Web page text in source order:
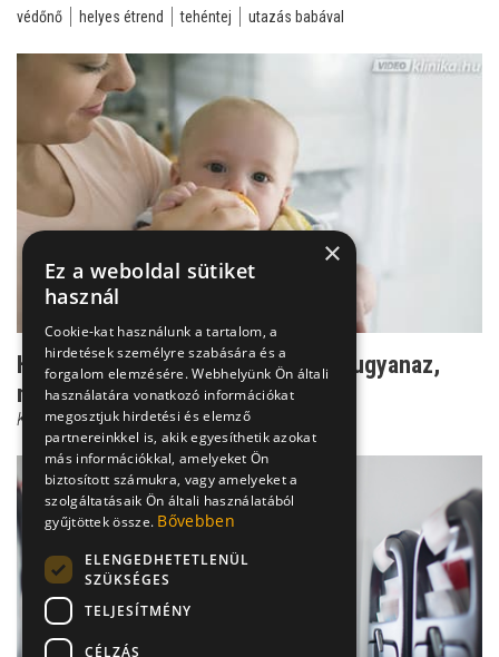
védőnő helyes étrend tehéntej utazás babával
Helyes étrend gyerekeknek - nem ugyanaz,
mint a felnőtteké!
Kovács Andrea
×
Ez a weboldal sütiket
használ
Cookie-kat használunk a tartalom, a
hirdetések személyre szabására és a
forgalom elemzésére. Webhelyünk Ön általi
használatára vonatkozó információkat
megosztjuk hirdetési és elemző
partnereinkkel is, akik egyesíthetik azokat
más információkkal, amelyeket Ön
biztosított számukra, vagy amelyeket a
szolgáltatásaik Ön általi használatából
gyűjtöttek össze. Bővebben
ELENGEDHETETLENÜL
SZÜKSÉGES
TELJESÍTMÉNY
CÉLZÁS